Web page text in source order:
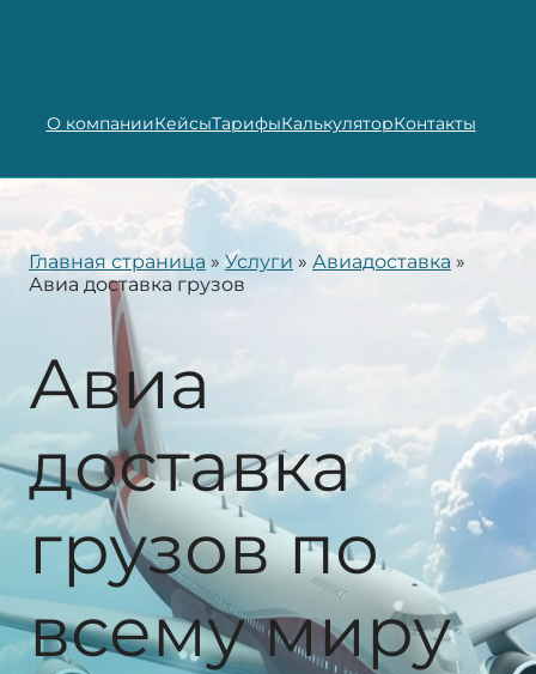
О компанииКейсыТарифыКалькуляторКонтакты
Главная страница » Услуги » Авиадоставка »
Авиа доставка грузов
Авиа
доставка
грузов по
всему миру